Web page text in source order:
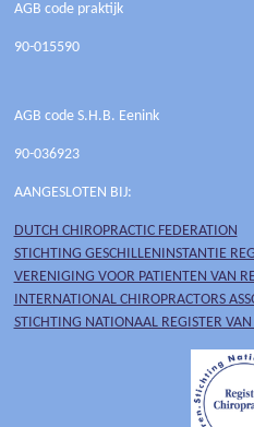
AGB code praktijk
90-015590
AGB code S.H.B. Eenink
90-036923
AANGESLOTEN BIJ:
DUTCH CHIROPRACTIC FEDERATION
STICHTING GESCHILLENINSTANTIE
VERENIGING VOOR PATIENTEN VAN
INTERNATIONAL CHIROPRACTORS
STICHTING NATIONAAL REGISTER